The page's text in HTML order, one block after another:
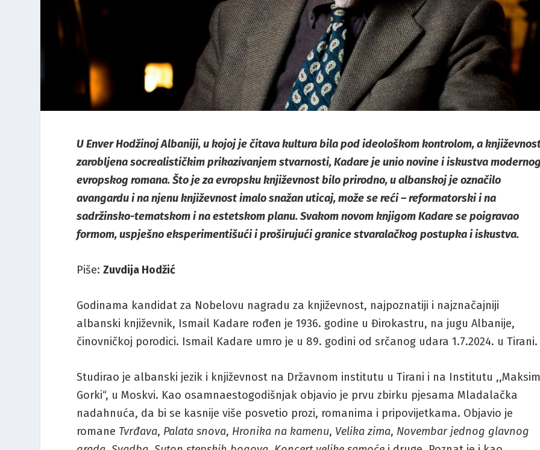
U Enver Hodžinoj Albaniji, u kojoj je čitava kultura bila pod ideološkom kontrolom, a
zarobljena socrealističkim prikazivanjem stvarnosti, Kadare je unio novine i iskustva
evropskog romana. Što je za evropsku književnost bilo prirodno, u albanskoj je označilo
avangardu i na njenu književnost imalo snažan uticaj, može se reći – reformatorski i na
sadržinsko-tematskom i na estetskom planu. Svakom novom knjigom Kadare se poigravao
formom, uspješno eksperimentišući i proširujući granice stvaralačkog postupka i iskustva.
Piše:Zuvdija Hodžić
Godinama kandidat za Nobelovu nagradu za književnost, najpoznatiji i najznačajniji
albanski književnik, Ismail Kadare rođen je 1936. godine u Đirokastru, na jugu Albanije,
činovničkoj porodici. Ismail Kadare umro je u 89. godini od srčanog udara 1.7.2024. u Tirani.
Studirao je albanski jezik i književnost na Državnom institutu u Tirani i na Institutu
Gorki“, u Moskvi. Kao osamnaestogodišnjak objavio je prvu zbirku pjesama Mladalačka
nadahnuća, da bi se kasnije više posvetio prozi, romanima i pripovijetkama. Objavio je
romane Tvrđava, Palata snova, Hronika na kamenu, Velika zima, Novembar jednog glavnog